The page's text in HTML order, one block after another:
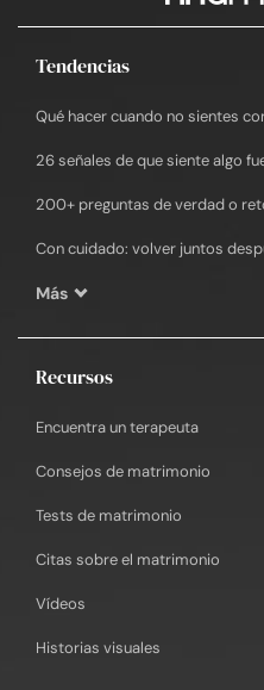
Tendencias
Qué hacer cuando no sientes
26 señales de que siente algo
200+ preguntas de verdad o
Con cuidado: volver juntos
Más
Recursos
Encuentra un terapeuta
Consejos de matrimonio
Tests de matrimonio
Citas sobre el matrimonio
Vídeos
Historias visuales